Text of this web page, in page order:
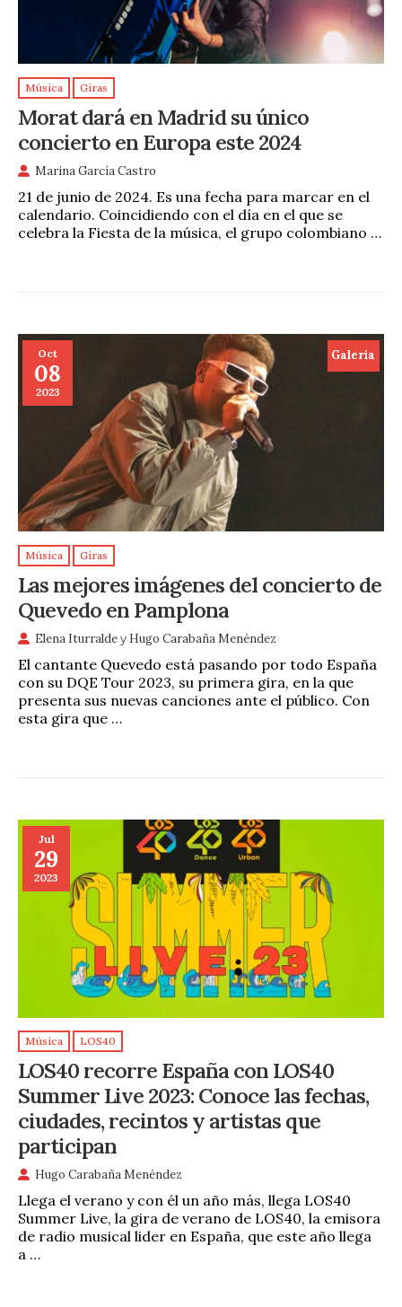
Música Giras
Morat dará en Madrid su único
concierto en Europa este 2024
Marina García Castro
21 de junio de 2024. Es una fecha para marcar en el
calendario. Coincidiendo con el día en el que se
celebra la Fiesta de la música, el grupo colombiano …
Oct
08
2023
Galeria
Música Giras
Las mejores imágenes del concierto de
Quevedo en Pamplona
Elena Iturraldey Hugo Carabaña Menéndez
El cantante Quevedo está pasando por todo España
con su DQE Tour 2023, su primera gira, en la que
presenta sus nuevas canciones ante el público. Con
esta gira que …
Jul
29
2023
Música LOS40
LOS40 recorre España con LOS40
Summer Live 2023: Conoce las fechas,
ciudades, recintos y artistas que
participan
Hugo Carabaña Menéndez
Llega el verano y con él un año más, llega LOS40
Summer Live, la gira de verano de LOS40, la emisora
de radio musical lider en España, que este año llega
a …